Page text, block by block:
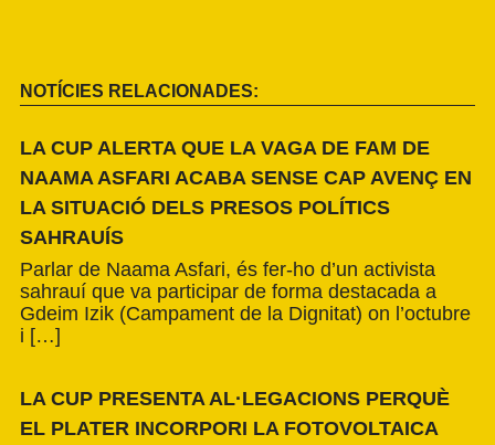
NOTÍCIES RELACIONADES:
LA CUP ALERTA QUE LA VAGA DE FAM DE
NAAMA ASFARI ACABA SENSE CAP AVENÇ EN
LA SITUACIÓ DELS PRESOS POLÍTICS
SAHRAUÍS
Parlar de Naama Asfari, és fer-ho d’un activista
sahrauí que va participar de forma destacada a
Gdeim Izik (Campament de la Dignitat) on l’octubre
i […]
LA CUP PRESENTA AL·LEGACIONS PERQUÈ
EL PLATER INCORPORI LA FOTOVOLTAICA